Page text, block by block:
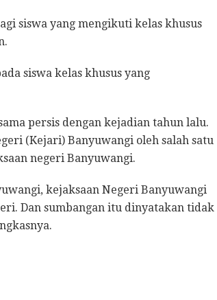
siswa yang mengikuti kelas khusus
siswa kelas khusus yang
persis dengan kejadian tahun lalu.
(Kejari) Banyuwangi oleh salah satu
negeri Banyuwangi.
kejaksaan Negeri Banyuwangi
Dan sumbangan itu dinyatakan tidak